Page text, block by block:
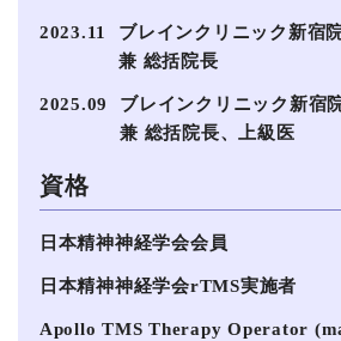
2023.11
ブレインクリニック新宿
兼 総括院長
2025.09
ブレインクリニック新宿
兼 総括院長、上級医
資格
日本精神神経学会会員
日本精神神経学会rTMS実施者
Apollo TMS Therapy Operator